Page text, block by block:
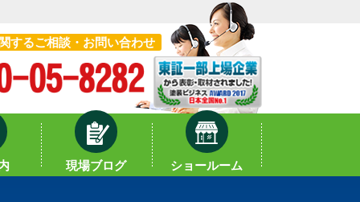
するご相談・お問い合わせ
現場ブログ ショールーム